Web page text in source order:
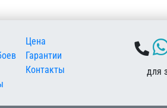
Цена
Гарантии
Контакты
для